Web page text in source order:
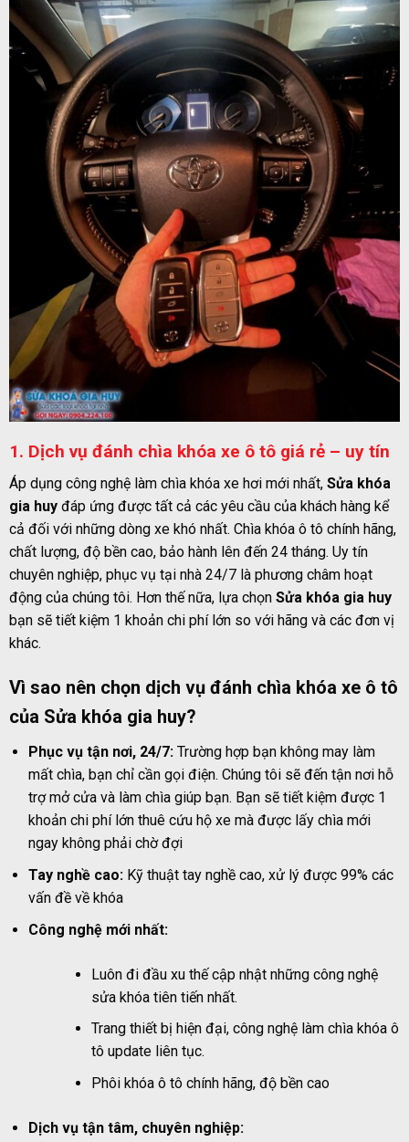
1. Dịch vụ đánh chìa khóa xe ô tô giá rẻ – uy tín
Áp dụng công nghệ làm chìa khóa xe hơi mới nhất, Sửa khóa
gia huy đáp ứng được tất cả các yêu cầu của khách hàng kể
cả đối với những dòng xe khó nhất. Chìa khóa ô tô chính hãng,
chất lượng, độ bền cao, bảo hành lên đến 24 tháng. Uy tín
chuyên nghiệp, phục vụ tại nhà 24/7 là phương châm hoạt
động của chúng tôi. Hơn thế nữa, lựa chọn Sửa khóa gia huy
bạn sẽ tiết kiệm 1 khoản chi phí lớn so với hãng và các đơn vị
khác.
Vì sao nên chọn dịch vụ đánh chìa khóa xe ô tô
của Sửa khóa gia huy?
Phục vụ tận nơi, 24/7:Trường hợp bạn không may làm
mất chìa, bạn chỉ cần gọi điện. Chúng tôi sẽ đến tận nơi hỗ
trợ mở cửa và làm chìa giúp bạn. Bạn sẽ tiết kiệm được 1
khoản chi phí lớn thuê cứu hộ xe mà được lấy chìa mới
ngay không phải chờ đợi
Tay nghề cao:Kỹ thuật tay nghề cao, xử lý được 99% các
vấn đề về khóa
Công nghệ mới nhất:
Luôn đi đầu xu thế cập nhật những công nghệ
sửa khóa tiên tiến nhất.
Trang thiết bị hiện đại, công nghệ làm chìa khóa ô
tô update liên tục.
Phôi khóa ô tô chính hãng, độ bền cao
Dịch vụ tận tâm, chuyên nghiệp: